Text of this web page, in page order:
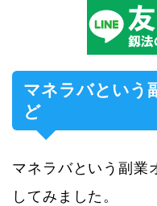
マネラバという
ど
マネラバという副業
してみました。